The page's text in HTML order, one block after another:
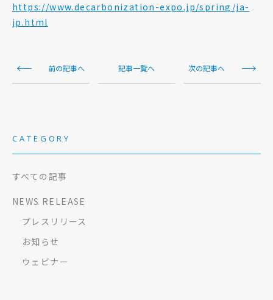
https://www.decarbonization-expo.jp/spring/ja-
jp.html
前の記事へ 記事一覧へ 次の記事へ
CATEGORY
すべての記事
NEWS RELEASE
プレスリリース
お知らせ
ウェビナー